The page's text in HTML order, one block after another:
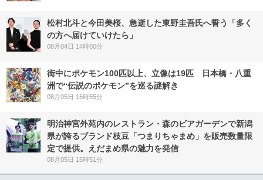
松村北斗と今田美桜、急逝した東野圭吾氏へ誓う「多く
の方へ届けていけたら」
08月04日 14時00分
街中にポケモン100匹以上、立像は19匹 日本橋・八重
洲で“伝説のポケモン”を巡る謎解き
08月05日 15時55分
明治神宮外苑内のレストラン・森のビアガーデンで新潟
県が誇るブランド枝豆「つまりちゃまめ」を販売数量限
定で提供。えだまめ県の魅力を発信
08月05日 15時51分